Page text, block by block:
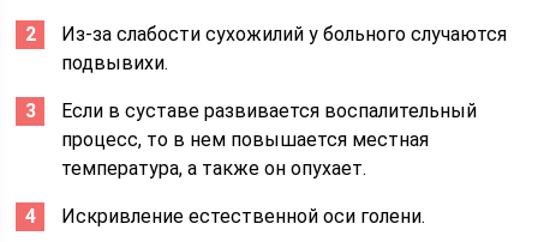
Из-за слабости сухожилий у больного случаются
подвывихи.
Если в суставе развивается воспалительный
процесс, то в нем повышается местная
температура, а также он опухает.
Искривление естественной оси голени.